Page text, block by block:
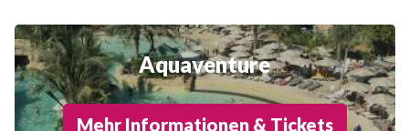
Aquaventure
Mehr Informationen & Tickets